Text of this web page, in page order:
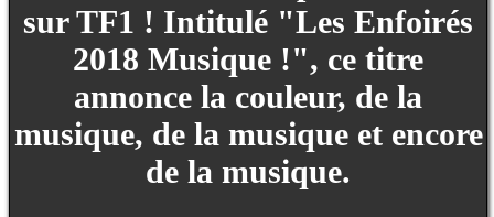
sur TF1 ! Intitulé "Les Enfoirés
2018 Musique !", ce titre
annonce la couleur, de la
musique, de la musique et encore
de la musique.